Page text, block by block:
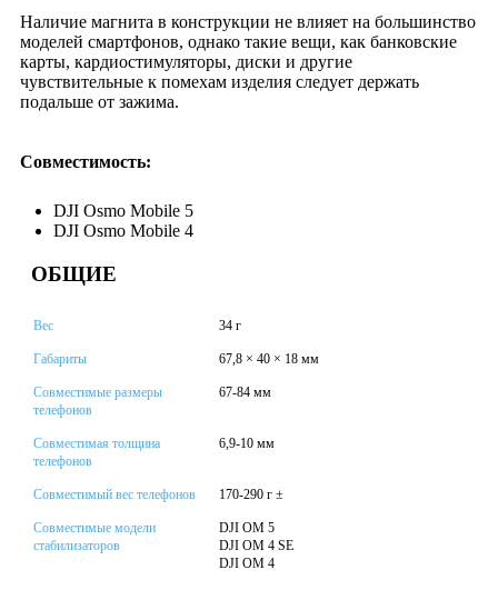
Наличие магнита в конструкции не влияет на большинство
моделей смартфонов, однако такие вещи, как банковские
карты, кардиостимуляторы, диски и другие
чувствительные к помехам изделия следует держать
подальше от зажима.
Совместимость:
DJI Osmo Mobile 5
DJI Osmo Mobile 4
ОБЩИЕ
Вес 34 г
Габариты 67,8 × 40 × 18 мм
Совместимые размеры
телефонов
67-84 мм
Совместимая толщина
телефонов
6,9-10 мм
Совместимый вес телефонов 170-290 г ±
Совместимые модели
стабилизаторов
DJI OM 5
DJI OM 4 SE
DJI OM 4